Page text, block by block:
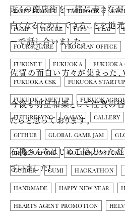
FABIT SUMMIT FACEBOOK
FGMF FIGURE FITS FLAP
FOURSQUARE FROGMAN OFFICE
FUKUNET FUKUOKA FUKUOKA
FUKUOKA CSK FUKUOKA
FUKUOKA-MEETUP
FUTURESYNC GAIAX GALLERY
GITHUB GLOBAL GAME JAM
GLUESUPPORT GOLDEN
GUIDER GUMI HACKATHON
HANDMADE HAPPY NEW YEAR
HEARTS AGENT PROMOTION
近くの商店街を一緒に歩きな
白くなるためにできることを地
ーで話し合いました。
佐賀の面白い方々が集まった
今後も明星和楽として佐賀の
たらと思っております。
石橋さんをはじめご協力いただ
ざいました!